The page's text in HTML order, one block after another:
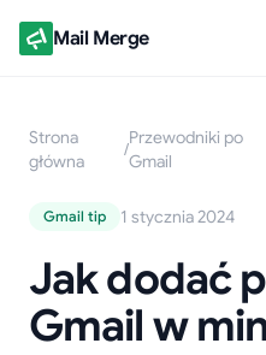
Mail Merge
Strona
główna
/
Przewodniki po
Gmail
Gmail tip 1 stycznia 2024
Jak dodać
Gmail w